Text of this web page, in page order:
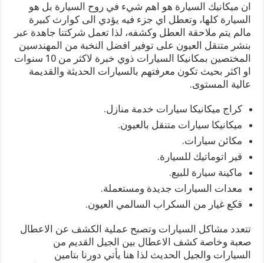
ان ميكانيك السيارة هو اهم شيء في روح السيارة بل هو
السيارة كلها، وتعطل اي جزء فيه يؤدي الى كوارث كبيرة
مالم يتم ملاحقة العطل وكشفه، لذا تعمل شركتنا جاهدة عبر
بنشر متنقل العيون على توفير افضل النخبة من المهندسين
المختصين بمكانيكا السيارات ذوي خبرة لاكثر من 10 سنوات
او اكثر بحيث تكون معرفتهم بالسيارات الحديثة والقديمة
عالية المستوى.
كراج ميكانيكا سيارات خدمة منازل.
ميكانيكا سيارات متنقل بالعيون.
مكائن سيارات.
قير اتوماتيك للسيارة.
ماكينة سيارة للبيع.
معدات السيارات جديدة ومستعملة.
قكع غيار من السكراب السالمي العيون.
تتعدد مشاكل السيارات وتصبح عملية الكشف عن الاعطال
صعبة وخاصة كشف الاعطال بين الجيل القديم من
السيارات والجيل الحديث لذا هنا يأتي دورنا بتامين